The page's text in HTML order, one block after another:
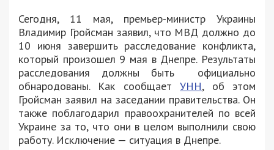
Сегодня, 11 мая, премьер-министр Украины
Владимир Гройсман заявил, что МВД должно до
10 июня завершить расследование конфликта,
который произошел 9 мая в Днепре. Результаты
расследования должны быть официально
обнародованы. Как сообщаетУНН, об этом
Гройсман заявил на заседании правительства. Он
также поблагодарил правоохранителей по всей
Украине за то, что они в целом выполнили свою
работу. Исключение — ситуация в Днепре.